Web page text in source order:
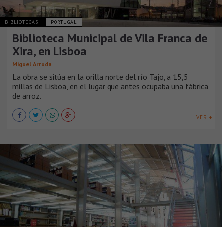
BIBLIOTECAS PORTUGAL
Biblioteca Municipal de Vila Franca de
Xira, en Lisboa
Miguel Arruda
La obra se sitúa en la orilla norte del río Tajo, a 15,5
millas de Lisboa, en el lugar que antes ocupaba una fábrica
de arroz.
VER +